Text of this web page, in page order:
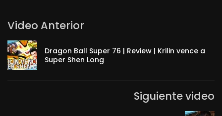
Video Anterior
Dragon Ball Super 76 | Review | Krilin vence a
Super Shen Long
Siguiente video